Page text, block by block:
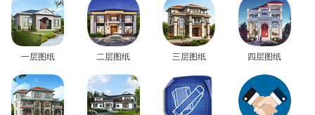
一层图纸 二层图纸 三层图纸 四层图纸